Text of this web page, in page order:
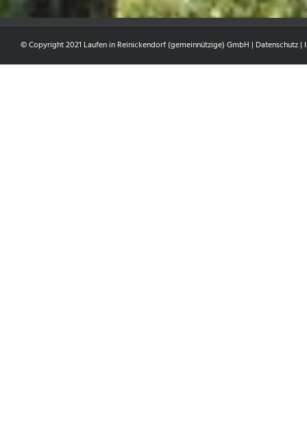
© Copyright 2021 Laufen in Reinickendorf (gemeinnützige) GmbH | Datenschutz |